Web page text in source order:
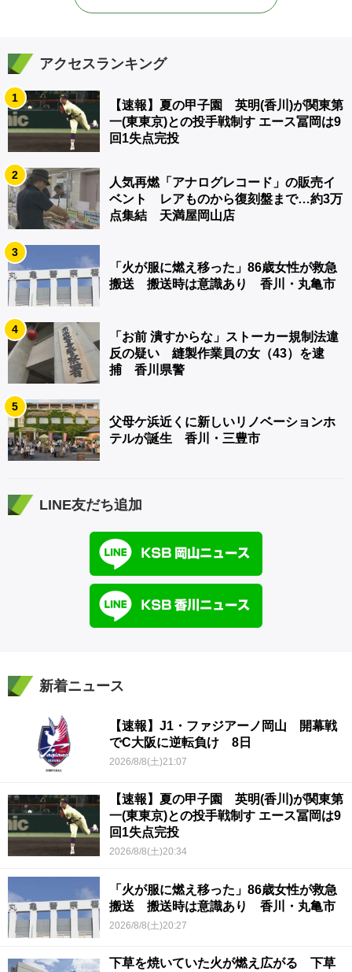
アクセスランキング
1
【速報】夏の甲子園 英明(香川)が関東第
一(東東京)との投手戦制す エース冨岡は9
回1失点完投
2
人気再燃「アナログレコード」の販売イ
ベント レアものから復刻盤まで…約3万
点集結 天満屋岡山店
3
「火が服に燃え移った」86歳女性が救急
搬送 搬送時は意識あり 香川・丸亀市
4
「お前 潰すからな」ストーカー規制法違
反の疑い 縫製作業員の女（43）を逮
捕 香川県警
5
父母ケ浜近くに新しいリノベーションホ
テルが誕生 香川・三豊市
LINE友だち追加
新着ニュース
【速報】J1・ファジアーノ岡山 開幕戦
でC大阪に逆転負け 8日
2026/8/8(土)21:07
【速報】夏の甲子園 英明(香川)が関東第
一(東東京)との投手戦制す エース冨岡は9
回1失点完投
2026/8/8(土)20:34
「火が服に燃え移った」86歳女性が救急
搬送 搬送時は意識あり 香川・丸亀市
2026/8/8(土)20:27
下草を焼いていた火が燃え広がる 下草